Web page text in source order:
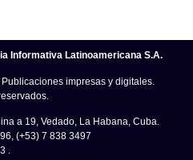
Informativa Latinoamericana S.A.
impresas y digitales.
a 19, Vedado, La Habana, Cuba.
(+53) 7 838 3497
.